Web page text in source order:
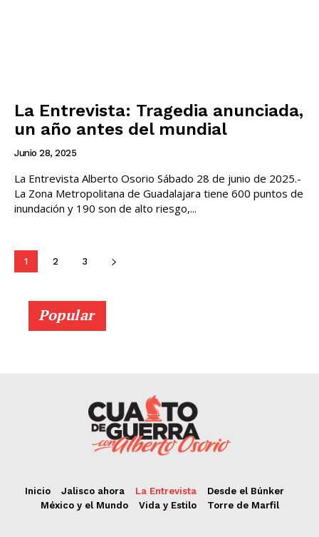
La Entrevista: Tragedia anunciada,
un año antes del mundial
Junio 28, 2025
La Entrevista Alberto Osorio Sábado 28 de junio de 2025.-
La Zona Metropolitana de Guadalajara tiene 600 puntos de
inundación y 190 son de alto riesgo,...
1 2 3
Popular
Inicio Jalisco ahora La Entrevista
Desde el Búnker
México y el Mundo
Vida y Estilo Torre de Marfil